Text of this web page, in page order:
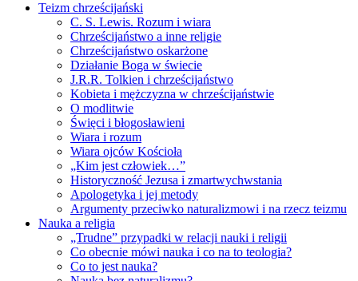
Teizm chrześcijański
C. S. Lewis. Rozum i wiara
Chrześcijaństwo a inne religie
Chrześcijaństwo oskarżone
Działanie Boga w świecie
J.R.R. Tolkien i chrześcijaństwo
Kobieta i mężczyzna w chrześcijaństwie
O modlitwie
Święci i błogosławieni
Wiara i rozum
Wiara ojców Kościoła
„Kim jest człowiek…”
Historyczność Jezusa i zmartwychwstania
Apologetyka i jej metody
Argumenty przeciwko naturalizmowi i na rzecz teizmu
Nauka a religia
„Trudne” przypadki w relacji nauki i religii
Co obecnie mówi nauka i co na to teologia?
Co to jest nauka?